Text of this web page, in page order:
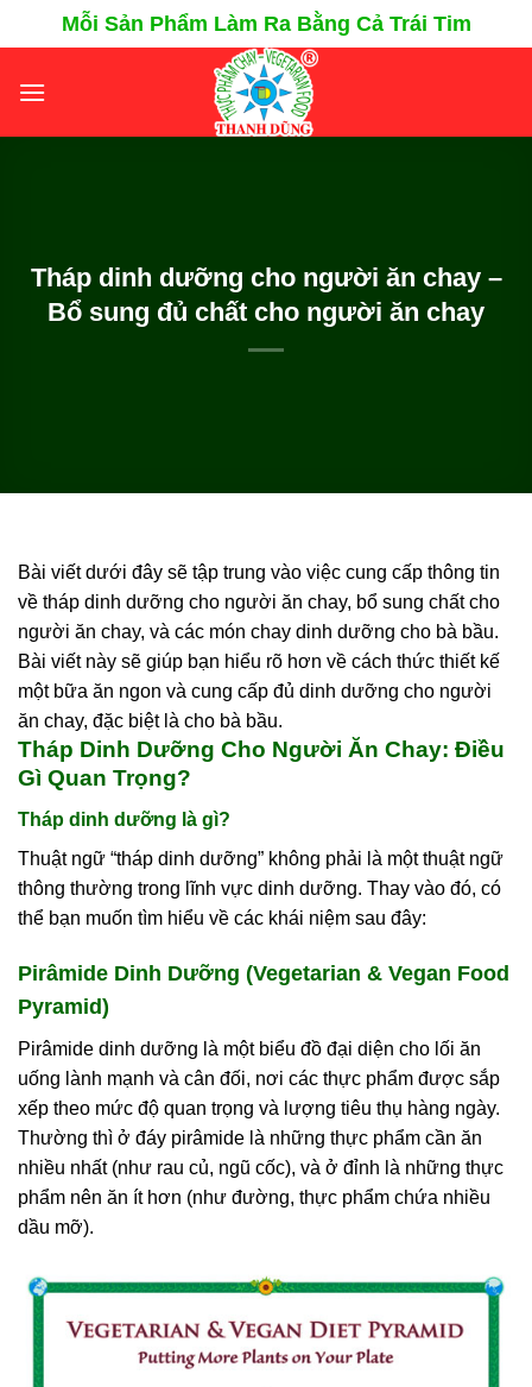
Chuyển
đến
dung
Mỗi Sản Phẩm Làm Ra Bằng Cả Trái Tim
Tháp dinh dưỡng cho người ăn chay –
Bổ sung đủ chất cho người ăn chay
Bài viết dưới đây sẽ tập trung vào việc cung cấp thông tin
về tháp dinh dưỡng cho người ăn chay, bổ sung chất cho
người ăn chay, và các món chay dinh dưỡng cho bà bầu.
Bài viết này sẽ giúp bạn hiểu rõ hơn về cách thức thiết kế
một bữa ăn ngon và cung cấp đủ dinh dưỡng cho người
ăn chay, đặc biệt là cho bà bầu.
Tháp Dinh Dưỡng Cho Người Ăn Chay: Điều
Gì Quan Trọng?
Tháp dinh dưỡng là gì?
Thuật ngữ “tháp dinh dưỡng” không phải là một thuật ngữ
thông thường trong lĩnh vực dinh dưỡng. Thay vào đó, có
thể bạn muốn tìm hiểu về các khái niệm sau đây:
Pirâmide Dinh Dưỡng (Vegetarian & Vegan Food
Pyramid)
Pirâmide dinh dưỡng là một biểu đồ đại diện cho lối ăn
uống lành mạnh và cân đối, nơi các thực phẩm được sắp
xếp theo mức độ quan trọng và lượng tiêu thụ hàng ngày.
Thường thì ở đáy pirâmide là những thực phẩm cần ăn
nhiều nhất (như rau củ, ngũ cốc), và ở đỉnh là những thực
phẩm nên ăn ít hơn (như đường, thực phẩm chứa nhiều
dầu mỡ).